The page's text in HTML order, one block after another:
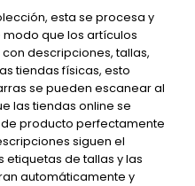
esta se procesa y
que los artículos
descripciones, tallas,
tiendas físicas, esto
se pueden escanear al
las tiendas online se
producto perfectamente
siguen el
etiquetas de tallas y las
automáticamente y